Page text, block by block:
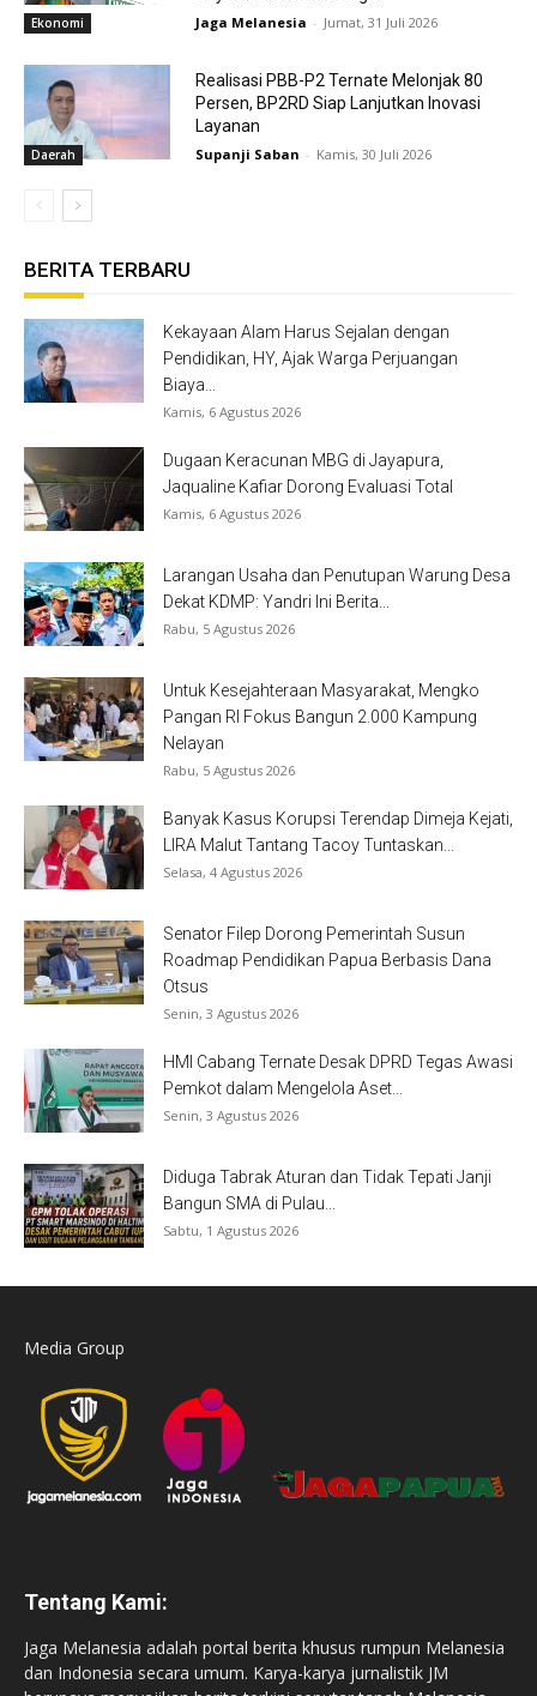
Ekonomi Jaga Melanesia - Jumat, 31 Juli 2026
Daerah
Realisasi PBB-P2 Ternate Melonjak 80
Persen, BP2RD Siap Lanjutkan Inovasi
Layanan
Supanji Saban - Kamis, 30 Juli 2026
BERITA TERBARU
Kekayaan Alam Harus Sejalan dengan
Pendidikan, HY, Ajak Warga Perjuangan
Biaya...
Kamis, 6 Agustus 2026
Dugaan Keracunan MBG di Jayapura,
Jaqualine Kafiar Dorong Evaluasi Total
Kamis, 6 Agustus 2026
Larangan Usaha dan Penutupan Warung Desa
Dekat KDMP: Yandri Ini Berita...
Rabu, 5 Agustus 2026
Untuk Kesejahteraan Masyarakat, Mengko
Pangan RI Fokus Bangun 2.000 Kampung
Nelayan
Rabu, 5 Agustus 2026
Banyak Kasus Korupsi Terendap Dimeja Kejati,
LIRA Malut Tantang Tacoy Tuntaskan...
Selasa, 4 Agustus 2026
Senator Filep Dorong Pemerintah Susun
Roadmap Pendidikan Papua Berbasis Dana
Otsus
Senin, 3 Agustus 2026
HMI Cabang Ternate Desak DPRD Tegas Awasi
Pemkot dalam Mengelola Aset...
Senin, 3 Agustus 2026
Diduga Tabrak Aturan dan Tidak Tepati Janji
Bangun SMA di Pulau...
Sabtu, 1 Agustus 2026
Media Group
Tentang Kami:
Jaga Melanesia adalah portal berita khusus rumpun Melanesia
dan Indonesia secara umum. Karya-karya jurnalistik JM